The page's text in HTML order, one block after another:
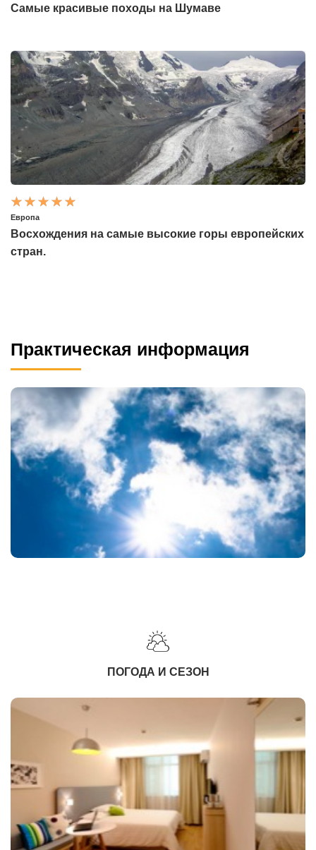
Самые красивые походы на Шумаве
Европа
Восхождения на самые высокие горы европейских
стран.
Практическая информация
ПОГОДА И СЕЗОН